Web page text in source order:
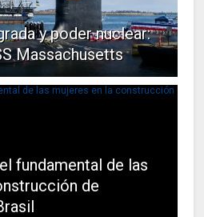
y poder nuclear:
Massachusetts
fundamental de las
de